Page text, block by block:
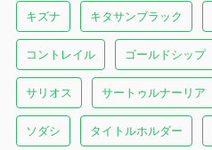
キズナ キタサンブラック
コントレイル ゴールドシップ
サリオス サートゥルナーリア
ソダシ タイトルホルダー